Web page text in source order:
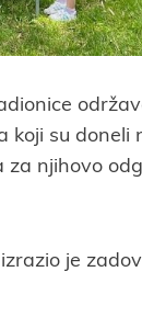
su doneli
njihovo
izrazio je